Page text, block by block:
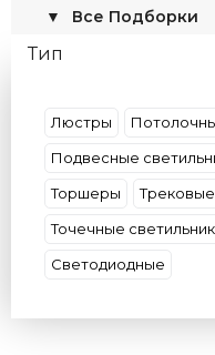
Все Подборки
▼
Тип
Люстры
Подвесные
Торшеры
Трековые
Точечные
Светодиодные